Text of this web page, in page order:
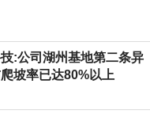
:公司湖州基地第二条异
坡率已达80%以上